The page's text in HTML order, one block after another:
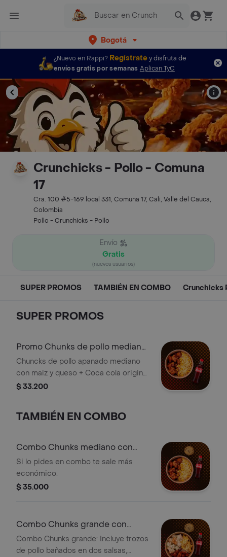
Bogotá
¿Nuevo en Rappi? Regístratey disfruta de
envíos gratis por semanas Aplican TyC
Crunchicks - Pollo - Comuna
17
Cra. 100 #5-169 local 331, Comuna 17, Cali, Valle del Cauca,
Colombia
Pollo - Crunchicks - Pollo
Envío
Gratis
(nuevos usuarios)
SUPER PROMOS TAMBIÉN EN COMBO Crunchicks
SUPER PROMOS
Promo Chunks de pollo mediano
con maíz + bebida.
Chuncks de pollo apanado mediano
con maiz y queso + Coca cola original
400 ml. Acompañado de una salsa a
$ 33.200
TAMBIÉN EN COMBO
Combo Chunks mediano con
bebida y postre
Si lo pides en combo te sale más
económico.
$ 35.000
Combo Chunks grande con
bebida y postre
Combo Chunks grande: Incluye trozos
de pollo bañados en dos salsas,